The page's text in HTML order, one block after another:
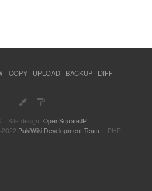
COPY UPLOAD BACKUP
DIFF
Site design: OpenSquareJP
2022 PukiWiki Development Team PHP